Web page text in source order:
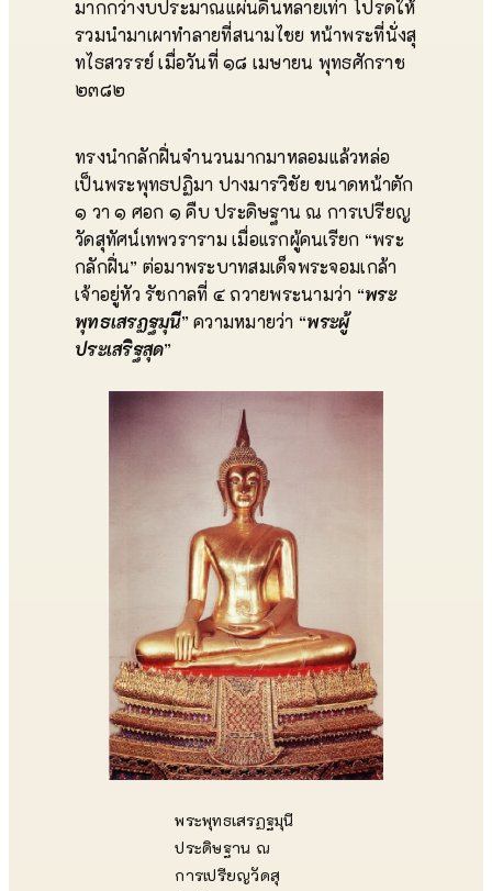
มากกว่างบประมาณแผ่นดินหลายเท่า โปรดให้
รวมนำมาเผาทำลายที่สนามไชย หน้าพระที่นั่งสุ
ทไธสวรรย์ เมื่อวันที่ ๑๘ เมษายน พุทธศักราช
๒๓๘๒
ทรงนำกลักฝิ่นจำนวนมากมาหลอมแล้วหล่อ
เป็นพระพุทธปฏิมา ปางมารวิชัย ขนาดหน้าตัก
๑ วา ๑ ศอก ๑ คืบ ประดิษฐาน ณ การเปรียญ
วัดสุทัศน์เทพวราราม เมื่อแรกผู้คนเรียก “พระ
กลักฝิ่น” ต่อมาพระบาทสมเด็จพระจอมเกล้า
เจ้าอยู่หัว รัชกาลที่ ๔ ถวายพระนามว่า “พระ
พุทธเสรฏฐมุนี” ความหมายว่า “พระผู้
ประเสริฐสุด”
พระพุทธเสรฏฐมุนี
ประดิษฐาน ณ
การเปรียญวัดสุ